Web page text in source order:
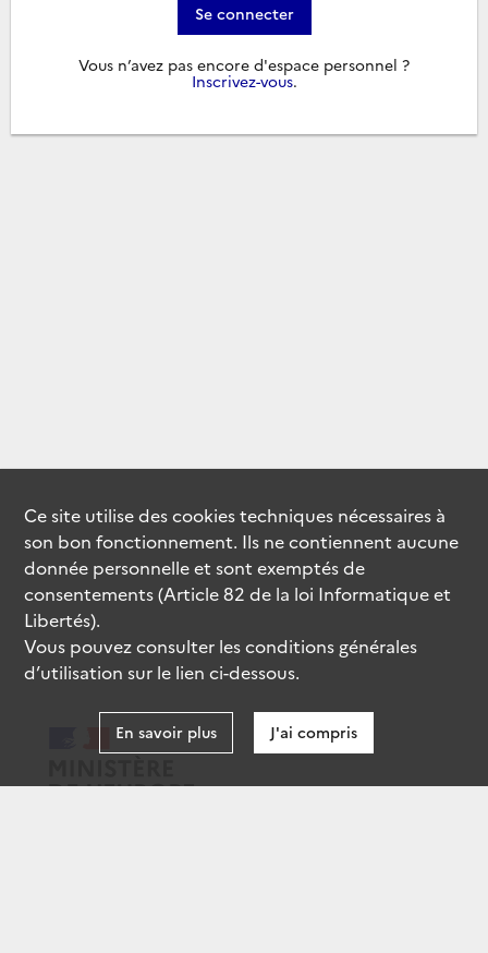
Se connecter
Vous n’avez pas encore d'espace personnel ?
Inscrivez-vous.
Ce site utilise descookiestechniques nécessaires à
son bon fonctionnement. Ils ne contiennent aucune
donnée personnelle et sont exemptés de
consentements (Article 82 de la loi Informatique et
Libertés).
Vous pouvez consulter les conditions générales
d’utilisation sur le lien ci-dessous.
En savoir plus J'ai compris